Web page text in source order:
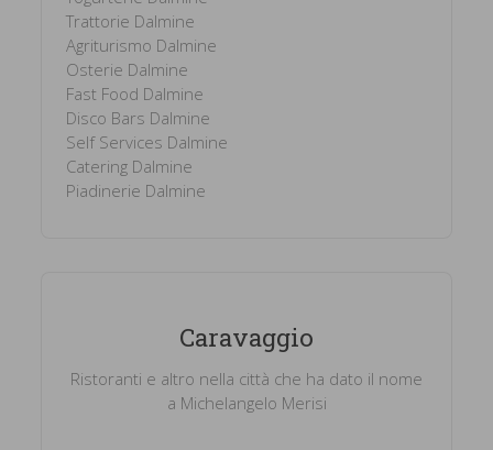
Trattorie Dalmine
Agriturismo Dalmine
Osterie Dalmine
Fast Food Dalmine
Disco Bars Dalmine
Self Services Dalmine
Catering Dalmine
Piadinerie Dalmine
Caravaggio
Ristoranti e altro nella città che ha dato il nome
a Michelangelo Merisi